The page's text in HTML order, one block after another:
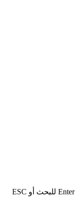
اضغط على Enter للبحث أو ESC